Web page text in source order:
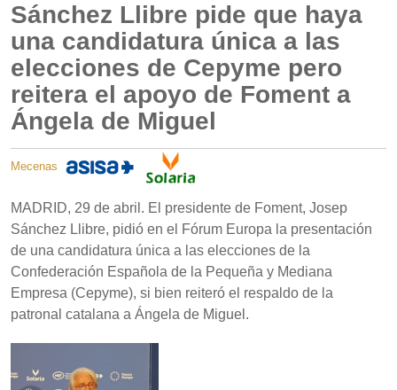
Sánchez Llibre pide que haya
una candidatura única a las
elecciones de Cepyme pero
reitera el apoyo de Foment a
Ángela de Miguel
Mecenas
MADRID, 29 de abril. El presidente de Foment, Josep
Sánchez Llibre, pidió en el Fórum Europa la presentación
de una candidatura única a las elecciones de la
Confederación Española de la Pequeña y Mediana
Empresa (Cepyme), si bien reiteró el respaldo de la
patronal catalana a Ángela de Miguel.